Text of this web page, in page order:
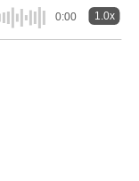
0:00 1.0x